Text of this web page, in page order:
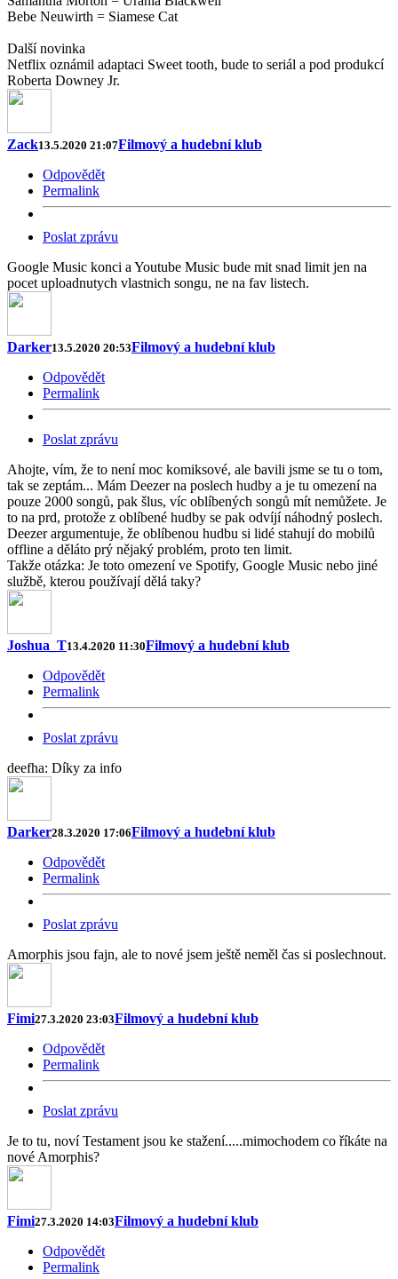
Bebe Neuwirth = Siamese Cat
Další novinka
Netflix oznámil adaptaci Sweet tooth, bude to seriál a pod produkcí
Roberta Downey Jr.
Zack13.5.2020 21:07Filmový a hudební klub
Odpovědět
Permalink
Poslat zprávu
Google Music konci a Youtube Music bude mit snad limit jen na
pocet uploadnutych vlastnich songu, ne na fav listech.
Darker13.5.2020 20:53Filmový a hudební klub
Odpovědět
Permalink
Poslat zprávu
Ahojte, vím, že to není moc komiksové, ale bavili jsme se tu o tom,
tak se zeptám... Mám Deezer na poslech hudby a je tu omezení na
pouze 2000 songů, pak šlus, víc oblíbených songů mít nemůžete. Je
to na prd, protože z oblíbené hudby se pak odvíjí náhodný poslech.
Deezer argumentuje, že oblíbenou hudbu si lidé stahují do mobilů
offline a děláto prý nějaký problém, proto ten limit.
Takže otázka: Je toto omezení ve Spotify, Google Music nebo jiné
službě, kterou používají dělá taky?
Joshua_T13.4.2020 11:30Filmový a hudební klub
Odpovědět
Permalink
Poslat zprávu
deefha: Díky za info
Darker28.3.2020 17:06Filmový a hudební klub
Odpovědět
Permalink
Poslat zprávu
Amorphis jsou fajn, ale to nové jsem ještě neměl čas si poslechnout.
Fimi27.3.2020 23:03Filmový a hudební klub
Odpovědět
Permalink
Poslat zprávu
Je to tu, noví Testament jsou ke stažení.....mimochodem co říkáte na
nové Amorphis?
Fimi27.3.2020 14:03Filmový a hudební klub
Odpovědět
Permalink